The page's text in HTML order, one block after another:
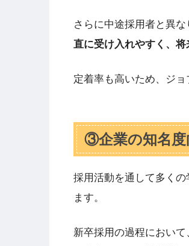
さらに中途採用者と異
直に受け入れやすく、将
定着率も高いため、ジ
③企業の知名度
採用活動を通して多く
ます。
新卒採用の過程におい